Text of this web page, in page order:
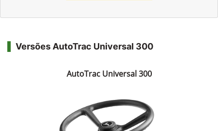
Versões AutoTrac Universal 300
AutoTrac Universal 300